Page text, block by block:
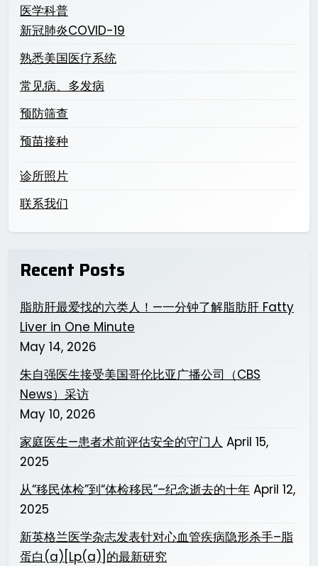
医学科普
新冠肺炎COVID-19
熟悉美国医疗系统
常见病、多发病
预防筛查
预苗接种
诊所照片
联系我们
Recent Posts
脂肪肝最爱找的六类人！—一分钟了解脂肪肝 Fatty
Liver in One Minute
May 14, 2026
朱自强医生接受美国哥伦比亚广播公司（CBS
News）采访
May 10, 2026
家庭医生—患者术前评估安全的守门人 April 15,
2025
从“移民体检”到“体检移民”–纪念逝去的十年 April 12,
2025
新英格兰医学杂志发表针对心血管疾病隐形杀手–脂
蛋白(a)[Lp(a)]的最新研究